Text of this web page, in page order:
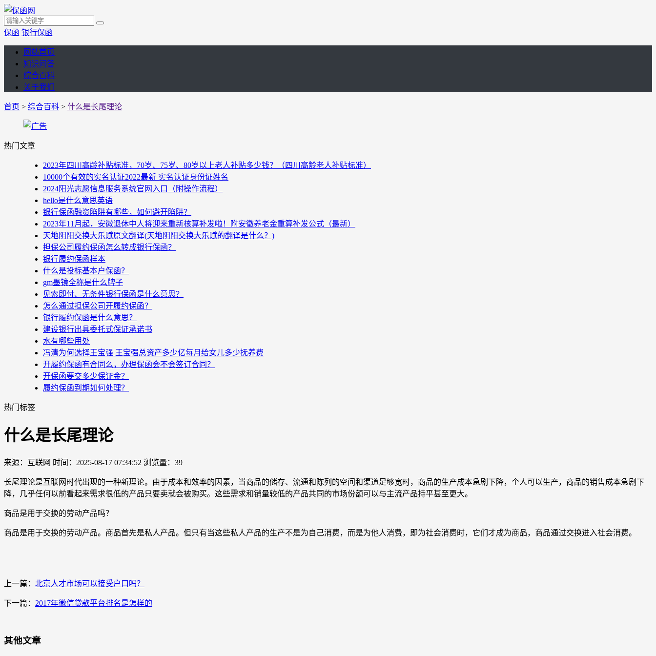
保函 银行保函
网站首页
知识问答
综合百科
关于我们
首页 > 综合百科 > 什么是长尾理论
热门文章
2023年四川高龄补贴标准，70岁、75岁、80岁以上老人补贴多少钱？（四川高龄老人补贴标准）
10000个有效的实名认证2022最新 实名认证身份证姓名
2024阳光志愿信息服务系统官网入口（附操作流程）
hello是什么意思英语
银行保函融资陷阱有哪些，如何避开陷阱？
2023年11月起，安徽退休中人将迎来重新核算补发啦！附安徽养老金重算补发公式（最新）
天地阴阳交换大乐赋原文翻译(天地阴阳交换大乐赋的翻译是什么？)
担保公司履约保函怎么转成银行保函？
银行履约保函样本
什么是投标基本户保函？
gm墨镜全称是什么牌子
见索即付、无条件银行保函是什么意思？
怎么通过担保公司开履约保函？
银行履约保函是什么意思？
建设银行出具委托式保证承诺书
水有哪些用处
冯清为何选择王宝强 王宝强总资产多少亿每月给女儿多少抚养费
开履约保函有合同么，办理保函会不会签订合同？
开保函要交多少保证金？
履约保函到期如何处理？
热门标签
什么是长尾理论
来源：互联网 时间：2025-08-17 07:34:52 浏览量：39
长尾理论是互联网时代出现的一种新理论。由于成本和效率的因素，当商品的储存、流通和陈列的空间和渠道足够宽时，商品的生产成本急剧下降，个人可以生产，商品的销售成本急剧下
降，几乎任何以前看起来需求很低的产品只要卖就会被购买。这些需求和销量较低的产品共同的市场份额可以与主流产品持平甚至更大。
商品是用于交换的劳动产品吗？
商品是用于交换的劳动产品。商品首先是私人产品。但只有当这些私人产品的生产不是为自己消费，而是为他人消费，即为社会消费时，它们才成为商品，商品通过交换进入社会消费。
上一篇： 北京人才市场可以接受户口吗？
下一篇： 2017年微信贷款平台排名是怎样的
其他文章